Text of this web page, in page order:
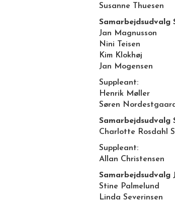
Susanne Thuesen
Samarbejdsudvalg
Jan Magnusson
Nini Teisen
Kim Klokhøj
Jan Mogensen
Suppleant:
Henrik Møller
Søren Nordestgaard
Samarbejdsudvalg
Charlotte Rosdahl
Suppleant:
Allan Christensen
Samarbejdsudvalg
Stine Palmelund
Linda Severinsen